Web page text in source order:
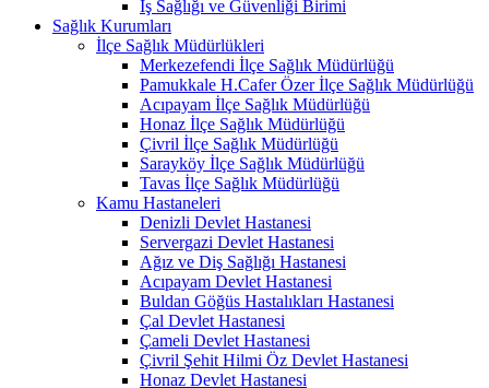
İş Sağlığı ve Güvenliği Birimi
Sağlık Kurumları
İlçe Sağlık Müdürlükleri
Merkezefendi İlçe Sağlık Müdürlüğü
Pamukkale H.Cafer Özer İlçe Sağlık Müdürlüğü
Acıpayam İlçe Sağlık Müdürlüğü
Honaz İlçe Sağlık Müdürlüğü
Çivril İlçe Sağlık Müdürlüğü
Sarayköy İlçe Sağlık Müdürlüğü
Tavas İlçe Sağlık Müdürlüğü
Kamu Hastaneleri
Denizli Devlet Hastanesi
Servergazi Devlet Hastanesi
Ağız ve Diş Sağlığı Hastanesi
Acıpayam Devlet Hastanesi
Buldan Göğüs Hastalıkları Hastanesi
Çal Devlet Hastanesi
Çameli Devlet Hastanesi
Çivril Şehit Hilmi Öz Devlet Hastanesi
Honaz Devlet Hastanesi